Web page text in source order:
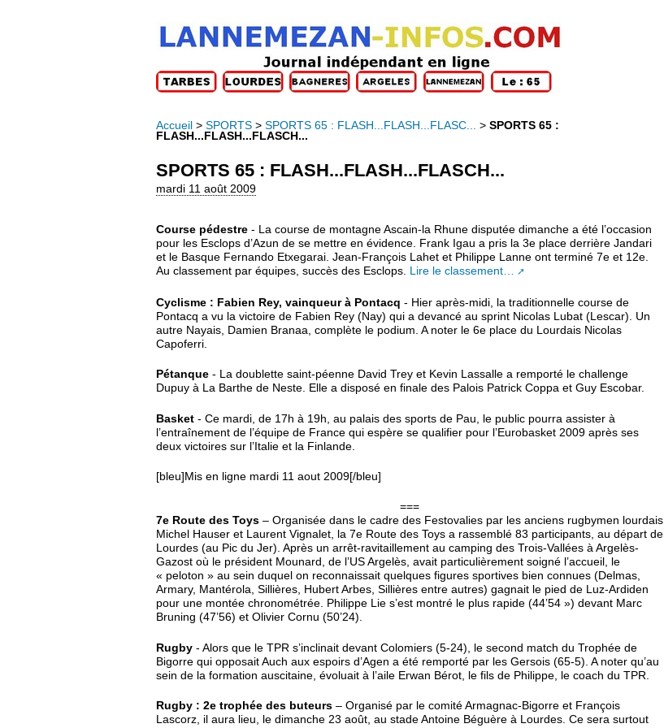
Accueil > SPORTS > SPORTS 65 : FLASH...FLASH...FLASC... > SPORTS 65 :
FLASH...FLASH...FLASCH...
SPORTS 65 : FLASH...FLASH...FLASCH...
mardi 11 août 2009
Course pédestre - La course de montagne Ascain-la Rhune disputée dimanche a été l’occasion
pour les Esclops d’Azun de se mettre en évidence. Frank Igau a pris la 3e place derrière Jandari
et le Basque Fernando Etxegarai. Jean-François Lahet et Philippe Lanne ont terminé 7e et 12e.
Au classement par équipes, succès des Esclops. Lire le classement…
Cyclisme : Fabien Rey, vainqueur à Pontacq - Hier après-midi, la traditionnelle course de
Pontacq a vu la victoire de Fabien Rey (Nay) qui a devancé au sprint Nicolas Lubat (Lescar). Un
autre Nayais, Damien Branaa, complète le podium. A noter le 6e place du Lourdais Nicolas
Capoferri.
Pétanque - La doublette saint-péenne David Trey et Kevin Lassalle a remporté le challenge
Dupuy à La Barthe de Neste. Elle a disposé en finale des Palois Patrick Coppa et Guy Escobar.
Basket - Ce mardi, de 17h à 19h, au palais des sports de Pau, le public pourra assister à
l’entraînement de l’équipe de France qui espère se qualifier pour l’Eurobasket 2009 après ses
deux victoires sur l’Italie et la Finlande.
[bleu]Mis en ligne mardi 11 aout 2009[/bleu]
===
7e Route des Toys – Organisée dans le cadre des Festovalies par les anciens rugbymen lourdais
Michel Hauser et Laurent Vignalet, la 7e Route des Toys a rassemblé 83 participants, au départ de
Lourdes (au Pic du Jer). Après un arrêt-ravitaillement au camping des Trois-Vallées à Argelès-
Gazost où le président Mounard, de l’US Argelès, avait particulièrement soigné l’accueil, le
« peloton » au sein duquel on reconnaissait quelques figures sportives bien connues (Delmas,
Armary, Mantérola, Sillières, Hubert Arbes, Sillières entre autres) gagnait le pied de Luz-Ardiden
pour une montée chronométrée. Philippe Lie s’est montré le plus rapide (44’54 ») devant Marc
Bruning (47’56) et Olivier Cornu (50’24).
Rugby - Alors que le TPR s’inclinait devant Colomiers (5-24), le second match du Trophée de
Bigorre qui opposait Auch aux espoirs d’Agen a été remporté par les Gersois (65-5). A noter qu’au
sein de la formation auscitaine, évoluait à l’aile Erwan Bérot, le fils de Philippe, le coach du TPR.
Rugby : 2e trophée des buteurs – Organisé par le comité Armagnac-Bigorre et François
Lascorz, il aura lieu, le dimanche 23 août, au stade Antoine Béguère à Lourdes. Ce sera surtout